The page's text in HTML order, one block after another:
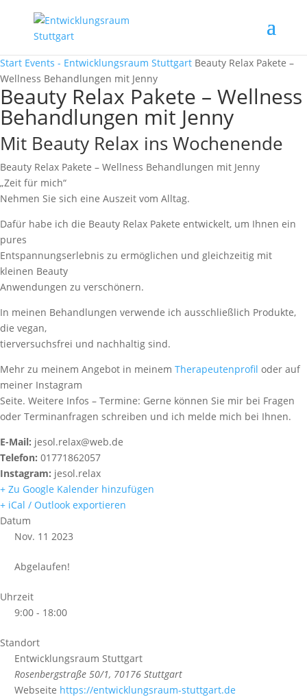
Start Events - Entwicklungsraum Stuttgart Beauty Relax Pakete –
Wellness Behandlungen mit Jenny
Beauty Relax Pakete – Wellness
Behandlungen mit Jenny
Mit Beauty Relax ins Wochenende
Beauty Relax Pakete – Wellness Behandlungen mit Jenny
„Zeit für mich“
Nehmen Sie sich eine Auszeit vom Alltag.
Dafür habe ich die Beauty Relax Pakete entwickelt, um Ihnen ein
pures
Entspannungserlebnis zu ermöglichen und gleichzeitig mit
kleinen Beauty
Anwendungen zu verschönern.
In meinen Behandlungen verwende ich ausschließlich Produkte,
die vegan,
tierversuchsfrei und nachhaltig sind.
Mehr zu meinem Angebot in meinem Therapeutenprofil oder auf
meiner Instagram
Seite. Weitere Infos – Termine: Gerne können Sie mir bei Fragen
oder Terminanfragen schreiben und ich melde mich bei Ihnen.
E-Mail: jesol.relax@web.de
Telefon: 01771862057
Instagram: jesol.relax
+ Zu Google Kalender hinzufügen
+ iCal / Outlook exportieren
Datum
Nov. 11 2023
Abgelaufen!
Uhrzeit
9:00 - 18:00
Standort
Entwicklungsraum Stuttgart
Rosenbergstraße 50/1, 70176 Stuttgart
Webseite https://entwicklungsraum-stuttgart.de